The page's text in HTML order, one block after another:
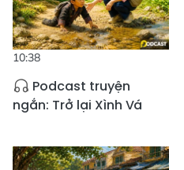
10:38
Podcast truyện
ngắn: Trở lại Xình Vá